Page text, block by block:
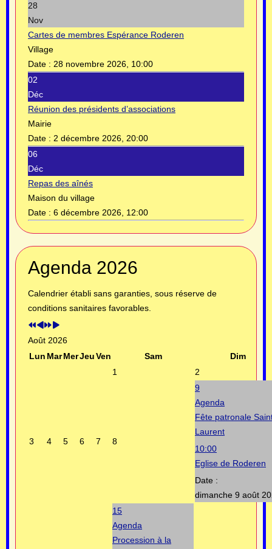
28
Nov
Cartes de membres Espérance Roderen
Village
Date : 28 novembre 2026, 10:00
02
Déc
Réunion des présidents d’associations
Mairie
Date : 2 décembre 2026, 20:00
06
Déc
Repas des aînés
Maison du village
Date : 6 décembre 2026, 12:00
Agenda 2026
Calendrier établi sans garanties, sous réserve de
conditions sanitaires favorables.
Année
précédente
précédent
suivante
suivant
Août 2026
Lun MarMerJeuVen Sam
Dim
1
2
3 4 5 6 7 8
9
Agenda
Fête patronale
Laurent
10:00
Eglise de Roderen
Date :
dimanche 9 août
15
Agenda
Procession à la